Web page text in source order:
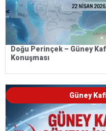
Doğu Perinçek – Güney
Konuşması
Güney